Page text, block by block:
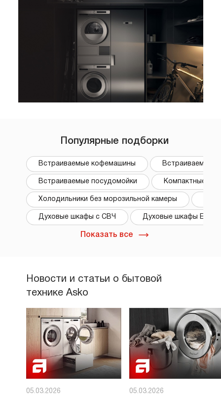
Популярные подборки
Встраиваемые кофемашины Встраиваемые
Встраиваемые посудомойки Компактные
Холодильники без морозильной камеры
Духовые шкафы с СВЧ Духовые шкафы
Показать все
Новости и статьи о бытовой
технике Asko
05.03.2026 05.03.2026